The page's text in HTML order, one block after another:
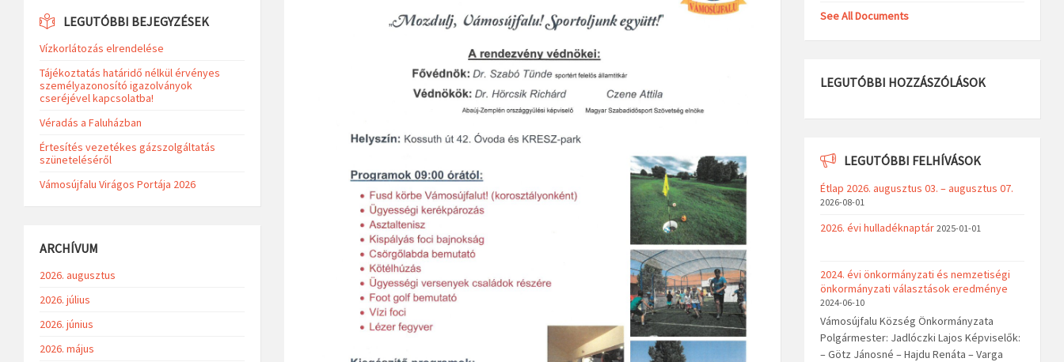
LEGUTÓBBI BEJEGYZÉSEK
Vízkorlátozás elrendelése
Tájékoztatás határidő nélkül érvényes
személyazonosító igazolványok
cseréjével kapcsolatba!
Véradás a Faluházban
Értesítés vezetékes gázszolgáltatás
szüneteléséről
Vámosújfalu Virágos Portája 2026
ARCHÍVUM
2026. augusztus
2026. július
2026. június
2026. május
See All Documents
LEGUTÓBBI HOZZÁSZÓLÁSOK
LEGUTÓBBI FELHÍVÁSOK
Étlap 2026. augusztus 03. – augusztus 07.
2026-08-01
2026. évi hulladéknaptár 2025-01-01
2024. évi önkormányzati és nemzetiségi
önkormányzati választások eredménye
2024-06-10
Vámosújfalu Község Önkormányzata
Polgármester: Jadlóczki Lajos Képviselők:
– Götz Jánosné – Hajdu Renáta – Varga